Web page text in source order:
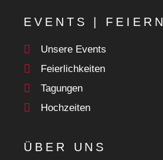
EVENTS | FEIERN
Unsere Events
Feierlichkeiten
Tagungen
Hochzeiten
ÜBER UNS